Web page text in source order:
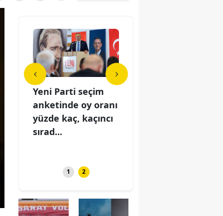
Yeni Parti seçim
anketinde oy oranı
yüzde kaç, kaçıncı
sırad...
1 2